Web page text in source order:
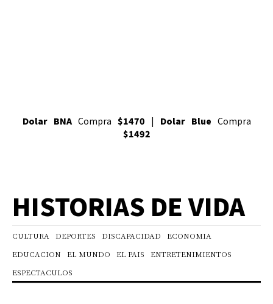
Dolar BNACompra $1470 | Dolar Blue Compra
$1492
HISTORIAS DE VIDA
CULTURA DEPORTES DISCAPACIDAD
ECONOMIA
EDUCACION
EL MUNDO EL PAIS
ENTRETENIMIENTOS
ESPECTACULOS